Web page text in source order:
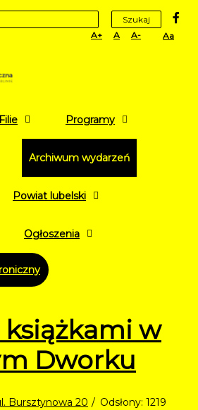
Szukaj
Set
LargerDefault
Set
Smaller
High
Filie Programy
Archiwum wydarzeń
Powiat lubelski
Ogłoszenia
książkami w
Dworku
Bursztynowa 20 Odsłony: 1219